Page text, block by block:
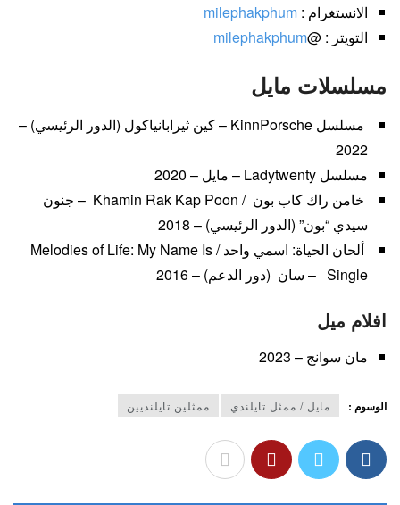
الانستغرام : milephakphum
التويتر : @milephakphum
مسلسلات مايل
مسلسل KinnPorsche – كين ثيرابانياكول (الدور الرئيسي) –
2022
مسلسل Ladytwenty – مايل – 2020
خامن راك كاب بون / Khamin Rak Kap Poon – جنون
سيدي “بون” (الدور الرئيسي) – 2018
ألحان الحياة: اسمي واحد / Melodies of Life: My Name Is
Single – سان (دور الدعم) – 2016
افلام ميل
مان سوانج – 2023
الوسوم : مايل / ممثل تايلندي ممثلين تايلنديين